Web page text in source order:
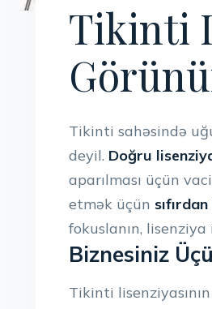
Tikinti
Tikinti sahəsində
deyil. Doğru
aparılması üçün
etmək üçün
fokuslanın,
Biznesiniz
Tikinti lisenziyasının